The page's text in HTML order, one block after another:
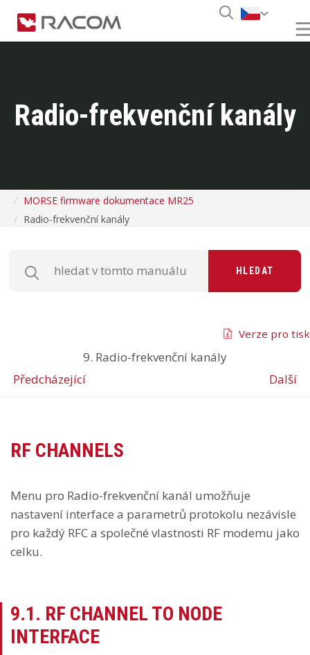
Radio-frekvenční kanály
MORSE firmware dokumentace MR25
Radio-frekvenční kanály
HLEDAT
9. Radio-frekvenční kanály
Předcházející
Další
Verze pro tisk
RF CHANNELS
Menu pro Radio-frekvenční kanál umožňuje
nastavení interface a parametrů protokolu nezávisle
pro každý RFC a společné vlastnosti RF modemu jako
celku.
9.1. RF CHANNEL TO NODE
INTERFACE